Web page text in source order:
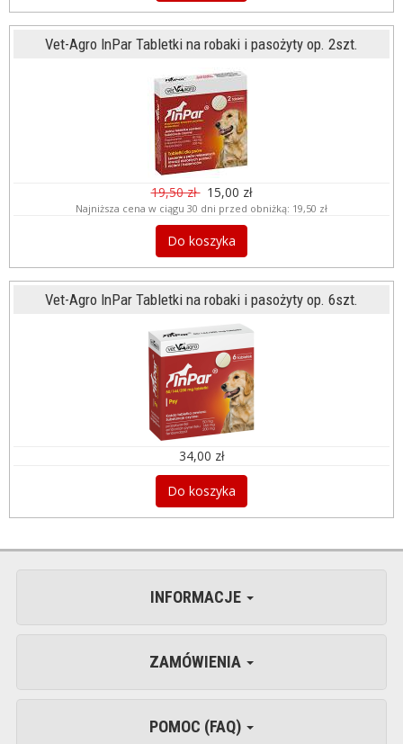
Vet-Agro InPar Tabletki na robaki i pasożyty op. 2szt.
19,50 zł 15,00 zł
Najniższa cena w ciągu 30 dni przed obniżką: 19,50 zł
Do koszyka
Vet-Agro InPar Tabletki na robaki i pasożyty op. 6szt.
34,00 zł
Do koszyka
INFORMACJE
ZAMÓWIENIA
POMOC (FAQ)